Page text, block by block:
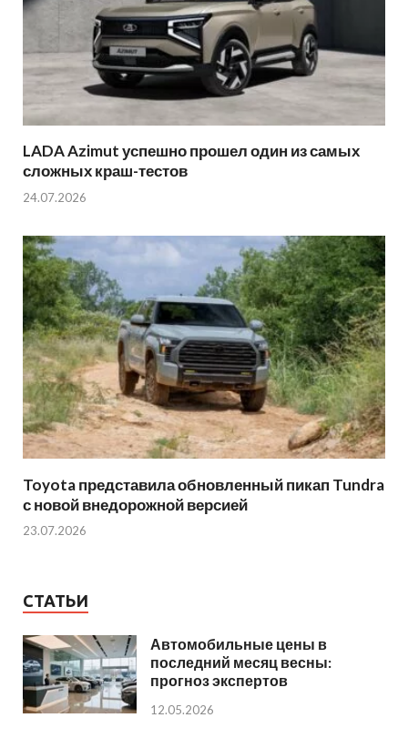
LADA Azimut успешно прошел один из самых
сложных краш-тестов
24.07.2026
Toyota представила обновленный пикап Tundra
с новой внедорожной версией
23.07.2026
СТАТЬИ
Автомобильные цены в
последний месяц весны:
прогноз экспертов
12.05.2026